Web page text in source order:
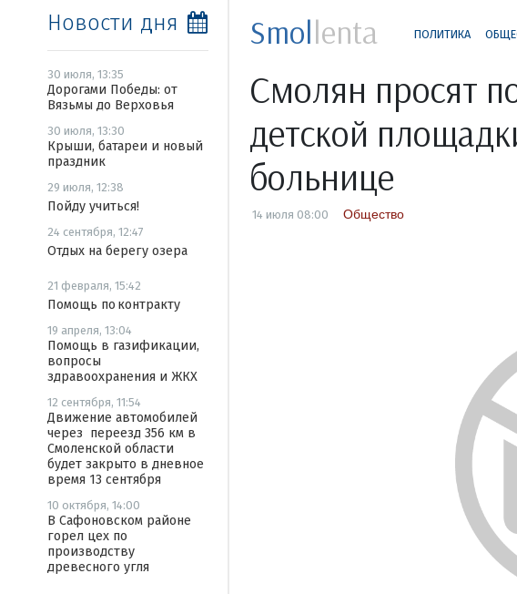
Новости дня
30 июля, 13:35
Дорогами Победы: от
Вязьмы до Верховья
30 июля, 13:30
Крыши, батареи и новый
праздник
29 июля, 12:38
Пойду учиться!
24 сентября, 12:47
Отдых на берегу озера
21 февраля, 15:42
Помощь по контракту
19 апреля, 13:04
Помощь в газификации,
вопросы
здравоохранения и ЖКХ
12 сентября, 11:54
Движение автомобилей
через переезд 356 км в
Смоленской области
будет закрыто в дневное
время 13 сентября
10 октября, 14:00
В Сафоновском районе
горел цех по
производству
древесного угля
Smollenta ПОЛИТИКА
Смолян просят
детской
больнице
14 июля 08:00 Общество